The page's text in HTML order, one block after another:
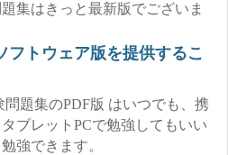
集はきっと最新版でございま
トウェア版を提供するこ
問題集のPDF版 はいつでも、携
ブレットPCで勉強してもいい
強できます。